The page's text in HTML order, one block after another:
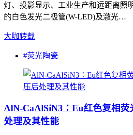
灯、投影显示、工业生产和远距离照
的白色发光二极管(W-LED)及激光…
大咖转载
#荧光陶瓷
AlN-CaAlSiN3∶Eu红色复相荧
处理及其性能